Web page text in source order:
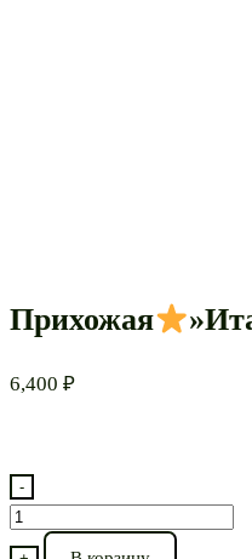
Прихожая
6,400 ₽
-
Количество
товара